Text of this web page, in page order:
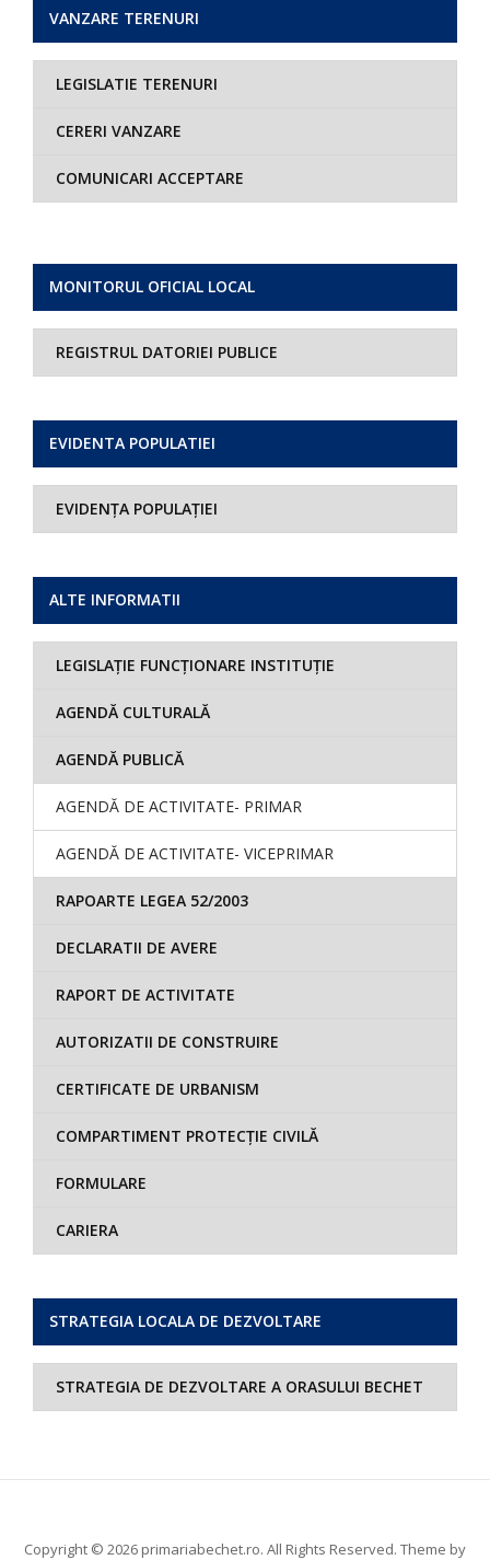
MONITORUL OFICIAL LOCAL
REGISTRUL DATORIEI PUBLICE
EVIDENTA POPULATIEI
EVIDENȚA POPULAȚIEI
ALTE INFORMATII
LEGISLAȚIE FUNCȚIONARE INSTITUȚIE
AGENDĂ CULTURALĂ
AGENDĂ PUBLICĂ
AGENDĂ DE ACTIVITATE- PRIMAR
AGENDĂ DE ACTIVITATE- VICEPRIMAR
RAPOARTE LEGEA 52/2003
DECLARATII DE AVERE
RAPORT DE ACTIVITATE
AUTORIZATII DE CONSTRUIRE
CERTIFICATE DE URBANISM
COMPARTIMENT PROTECȚIE CIVILĂ
FORMULARE
CARIERA
STRATEGIA LOCALA DE DEZVOLTARE
STRATEGIA DE DEZVOLTARE A ORASULUI BECHET
VANZARE TERENURI
LEGISLATIE TERENURI
CERERI VANZARE
COMUNICARI ACCEPTARE
Copyright © 2026 primariabechet.ro. All Rights Reserved. Theme by